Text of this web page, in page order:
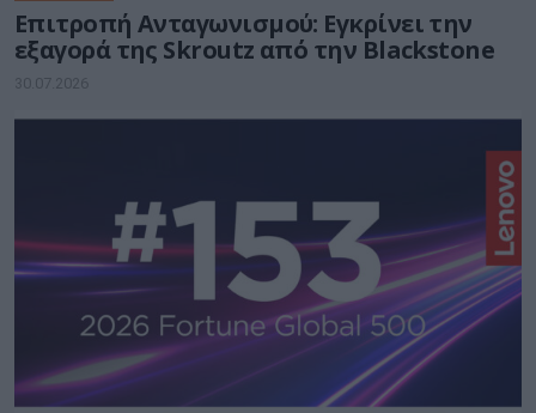
Επιτροπή Ανταγωνισμού: Εγκρίνει την
εξαγορά της Skroutz από την Blackstone
30.07.2026